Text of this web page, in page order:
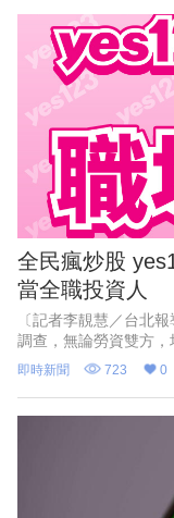
全民瘋炒股
當全職投資人
〔記者李靚慧／台北
調查，無論勞資雙方，
方的樂觀度更創5季新
炒股」現象，高達
即時新聞 723 0